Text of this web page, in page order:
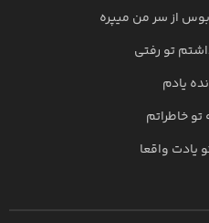
از سر من میپره
تو رفتی
یادم
خاطراتم
یادت واقعا